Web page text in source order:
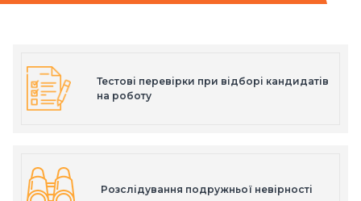
Тестові перевірки при відборі кандидатів
на роботу
Розслідування подружньої невірності